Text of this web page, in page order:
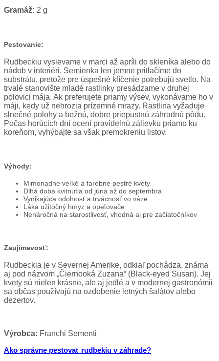
Gramáž: 2 g
Pestovanie:
Rudbeckiu vysievame v marci až apríli do skleníka alebo do
nádob v interiéri. Semienka len jemne pritlačíme do
substrátu, pretože pre úspešné klíčenie potrebujú svetlo. Na
trvalé stanovište mladé rastlinky presádzame v druhej
polovici mája. Ak preferujete priamy výsev, vykonávame ho v
máji, kedy už nehrozia prízemné mrazy. Rastlina vyžaduje
slnečné polohy a bežnú, dobre priepustnú záhradnú pôdu.
Počas horúcich dní ocení pravidelnú zálievku priamo ku
koreňom, vyhýbajte sa však premokreniu listov.
Výhody:
Mimoriadne veľké a farebne pestré kvety
Dlhá doba kvitnutia od júna až do septembra
Vynikajúca odolnosť a trvácnosť vo váze
Láka užitočný hmyz a opeľovače
Nenáročná na starostlivosť, vhodná aj pre začiatočníkov
Zaujímavosť:
Rudbeckia je v Severnej Amerike, odkiaľ pochádza, známa
aj pod názvom „Čiernooká Zuzana“ (Black-eyed Susan). Jej
kvety sú nielen krásne, ale aj jedlé a v modernej gastronómii
sa občas používajú na ozdobenie letných šalátov alebo
dezertov.
Výrobca: Franchi Sementi
Ako správne pestovať rudbekiu v záhrade?